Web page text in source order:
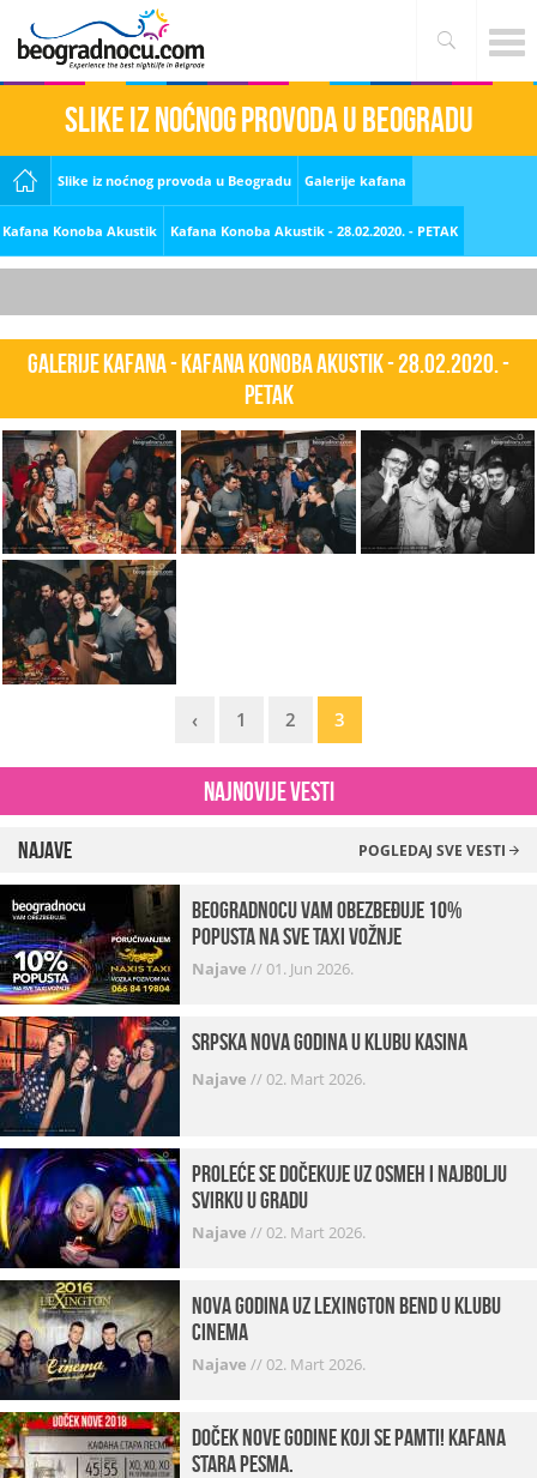
Slike iz noćnog provoda u Beogradu
Slike iz noćnog provoda u Beogradu Galerije kafana
Kafana Konoba Akustik Kafana Konoba Akustik - 28.02.2020. - PETAK
Galerije kafana - Kafana Konoba Akustik - 28.02.2020. -
PETAK
‹ 1 2 3
Najnovije vesti
Najave POGLEDAJ SVE VESTI
beogradnocu vam obezbeđuje 10%
popusta na sve taxi vožnje
Najave //01. Jun 2026.
Srpska Nova godina u klubu Kasina
Najave //02. Mart 2026.
Proleće se dočekuje uz osmeh i najbolju
svirku u gradu
Najave //02. Mart 2026.
Nova godina uz Lexington bend u klubu
Cinema
Najave //02. Mart 2026.
Doček Nove godine koji se pamti! Kafana
Stara pesma.